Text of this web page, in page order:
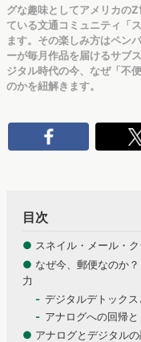
グな趣味としてアメリカの
ている文通コミュニティ「
ます。その楽しみ方はペン
ーが毎月作品を届けるサブ
ジタル時代の今、なぜ「不
のかを紐解きます。
目次
● スネイル・メール・
● なぜ今、郵便なのか
力
デジタルデトックス
アナログへの回帰
● アナログとデジタル